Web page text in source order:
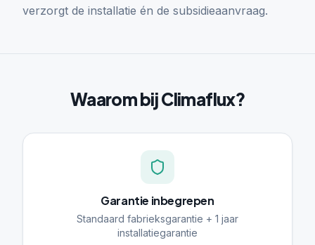
verzorgt de installatie én de subsidieaanvraag.
Waarom bij Climaflux?
Garantie inbegrepen
Standaard fabrieksgarantie + 1 jaar
installatiegarantie